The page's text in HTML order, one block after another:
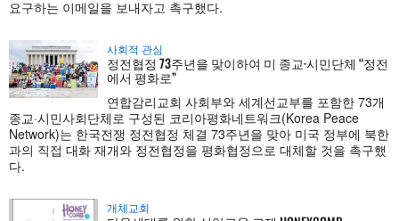
요구하는 이메일을 보내자고 촉구했다.
사회적 관심
정전협정 73주년을 맞이하여 미 종교·시민단체 “정전
에서 평화로”
연합감리교회 사회부와 세계선교부를 포함한 73개
종교·시민사회단체로 구성된 코리아평화네트워크(Korea Peace
Network)는 한국전쟁 정전협정 체결 73주년을 맞아 미국 정부에 북한
과의 직접 대화 재개와 정전협정을 평화협정으로 대체할 것을 촉구했
다.
개체교회